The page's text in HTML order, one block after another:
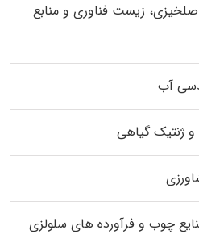
زیست فناوری و منابع
آب
و ژنتیک گیاهی
چوب و فرآورده‌ های سلولزی